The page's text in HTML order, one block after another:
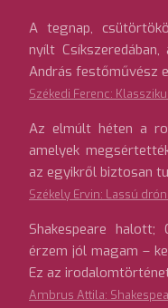
A tegnap,
nyílt
András festőművész
Székedi Ferenc:
Az elmúlt héten a
amelyek
az egyikről biztosan
Székely Ervin: Lassú
Shakespeare
érzem jól magam –
Ez az
Ambrus Attila: